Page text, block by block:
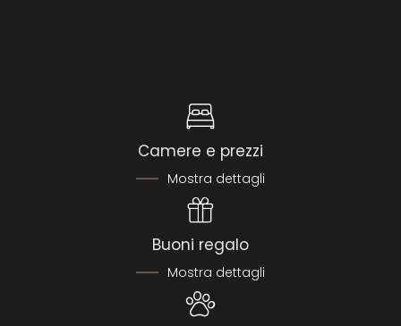
Camere e prezzi
Mostra dettagli
Buoni regalo
Mostra dettagli